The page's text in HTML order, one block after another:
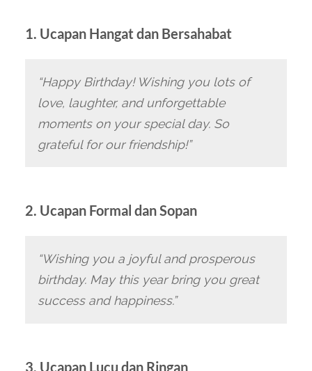
1. Ucapan Hangat dan Bersahabat
“Happy Birthday! Wishing you lots of
love, laughter, and unforgettable
moments on your special day. So
grateful for our friendship!”
2. Ucapan Formal dan Sopan
“Wishing you a joyful and prosperous
birthday. May this year bring you great
success and happiness.”
3. Ucapan Lucu dan Ringan